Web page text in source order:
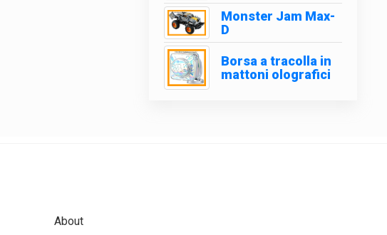
Monster Jam Max-
D
Borsa a tracolla in
mattoni olografici
About